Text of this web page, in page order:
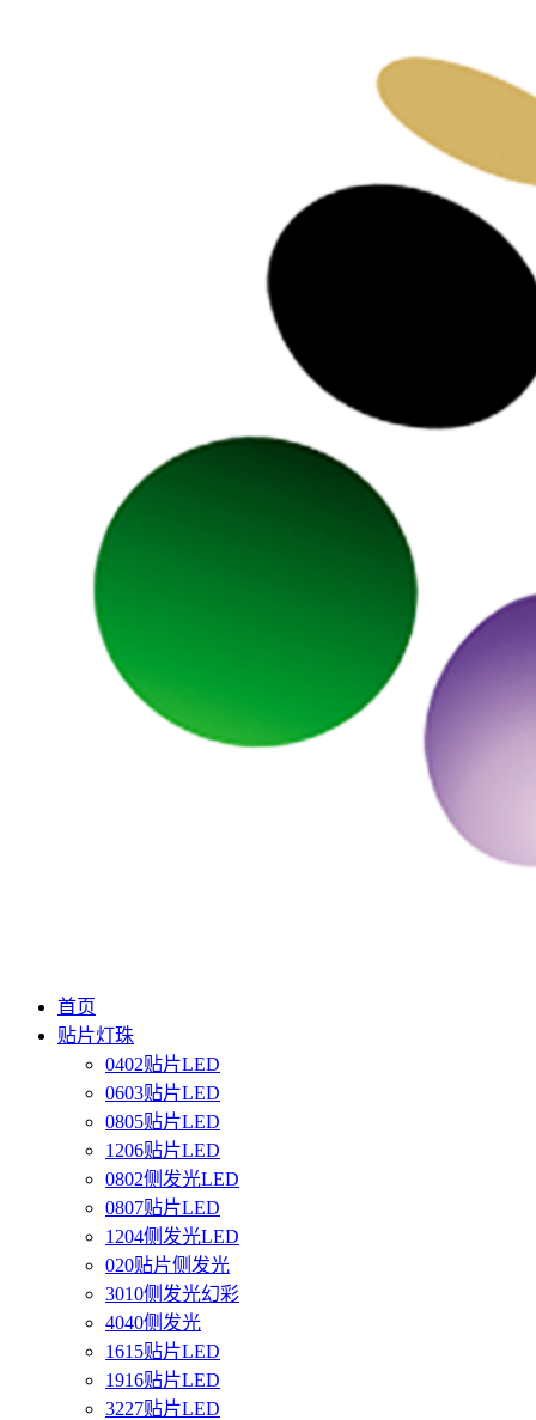
首页
贴片灯珠
0402贴片LED
0603贴片LED
0805贴片LED
1206贴片LED
0802侧发光LED
0807贴片LED
1204侧发光LED
020贴片侧发光
3010侧发光幻彩
4040侧发光
1615贴片LED
1916贴片LED
3227贴片LED